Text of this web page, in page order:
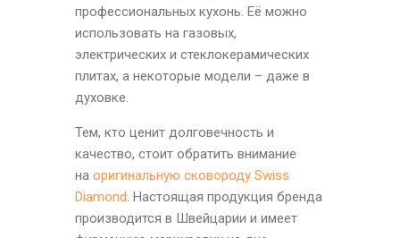
профессиональных кухонь. Её можно
использовать на газовых,
электрических и стеклокерамических
плитах, а некоторые модели – даже в
духовке.
Тем, кто ценит долговечность и
качество, стоит обратить внимание
на оригинальную сковороду Swiss
Diamond. Настоящая продукция бренда
производится в Швейцарии и имеет